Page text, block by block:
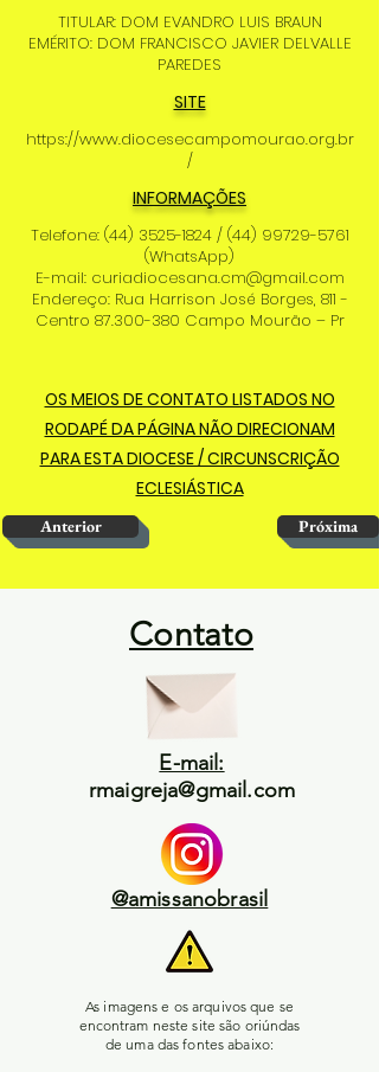
TITULAR: DOM EVANDRO LUIS BRAUN
EMÉRITO: DOM FRANCISCO JAVIER DELVALLE
PAREDES
SITE
https://www.diocesecampomourao.org.br
/
INFORMAÇÕES
Telefone: (44) 3525-1824/ (44) 99729-5761
(WhatsApp)
E-mail: curiadiocesana.cm@gmail.com
Endereço: Rua Harrison José Borges, 811 -
Centro 87.300-380 Campo Mourão – Pr
OS MEIOS DE CONTATO LISTADOS NO
RODAPÉ DA PÁGINA NÃO DIRECIONAM
PARA ESTA DIOCESE / CIRCUNSCRIÇÃO
ECLESIÁSTICA
Anterior Próxima
Contato
E-mail:
rmaigreja@gmail.com
@amissanobrasil
As imagens e os arquivos que se
encontram neste site são oriúndas
de uma das fontes abaixo: